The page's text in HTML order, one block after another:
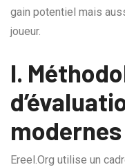
gain potentiel mais
joueur.
I.
modernes
Ereel.Org utilise un